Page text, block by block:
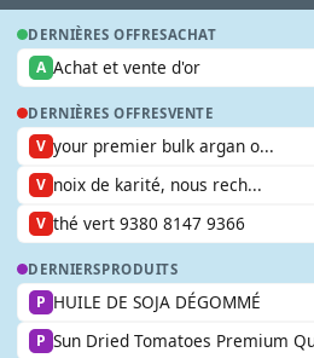
DERNIÈRES OFFRESACHAT
A Achat et vente d'or
DERNIÈRES OFFRESVENTE
V your premier bulk argan o...
V noix de karité, nous rech...
V thé vert 9380 8147 9366
DERNIERSPRODUITS
P HUILE DE SOJA DÉGOMMÉ
P Sun Dried Tomatoes Premium